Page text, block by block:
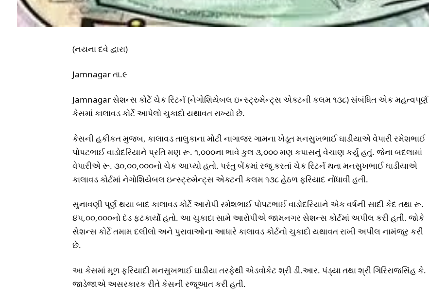
(નયના દવે દ્વારા)
Jamnagar તા.૯
Jamnagar સેશન્સ કોર્ટે ચેક રિટર્ન (નેગોશિયેબલ ઇન્સ્ટ્રુમેન્ટ્‌સ એક્ટની કલમ ૧૩૮) સંબંધિત એક મહત્વપૂર્ણ
કેસમાં કાલાવડ કોર્ટે આપેલો ચુકાદો યથાવત રાખ્યો છે.
કેસની હકીકત મુજબ, કાલાવડ તાલુકાના મોટી નાગાજર ગામના ખેડૂત મનસુખભાઈ ઘાડીયાએ વેપારી રમેશભાઈ
પોપટભાઈ વાડોદરિયાને પ્રતિ મણ રૂ. ૧,૦૦૦ના ભાવે કુલ ૩,૦૦૦ મણ કપાસનું વેચાણ કર્યું હતું. જેના બદલામાં
વેપારીએ રૂ. ૩૦,૦૦,૦૦૦નો ચેક આપ્યો હતો. પરંતુ બેંકમાં રજૂ કરતાં ચેક રિટર્ન થતા મનસુખભાઈ ઘાડીયાએ
કાલાવડ કોર્ટમાં નેગોશિયેબલ ઇન્સ્ટ્રુમેન્ટ્‌સ એક્ટની કલમ ૧૩૮ હેઠળ ફરિયાદ નોંધાવી હતી.
સુનાવણી પૂર્ણ થયા બાદ કાલાવડ કોર્ટે આરોપી રમેશભાઈ પોપટભાઈ વાડોદરિયાને એક વર્ષની સાદી કેદ તથા રૂ.
૪૫,૦૦,૦૦૦નો દંડ ફટકાર્યો હતો. આ ચુકાદા સામે આરોપીએ જામનગર સેશન્સ કોર્ટમાં અપીલ કરી હતી. જોકે
સેશન્સ કોર્ટે તમામ દલીલો અને પુરાવાઓના આધારે કાલાવડ કોર્ટનો ચુકાદો યથાવત રાખી અપીલ નામંજૂર કરી
છે.
આ કેસમાં મૂળ ફરિયાદી મનસુખભાઈ ઘાડીયા તરફેથી એડવોકેટ શ્રી ડી.આર. પંડ્યા તથા શ્રી ગિરિરાજસિંહ કે.
જાડેજાએ અસરકારક રીતે કેસની રજૂઆત કરી હતી.